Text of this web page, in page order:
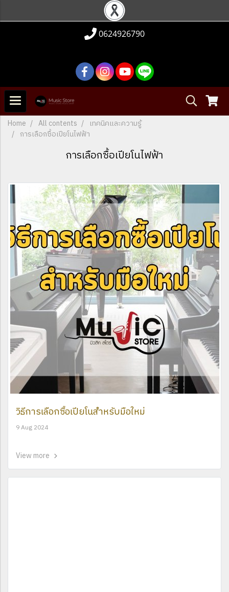
0624926790
Home All contents
เทคนิคและความรู้
การเลือกซื้อเปียโนไฟฟ้า
การเลือกซื้อเปียโนไฟฟ้า
วิธีการเลือกซื้อเปียโนสำหรับมือใหม่
9 Aug 2024
View more